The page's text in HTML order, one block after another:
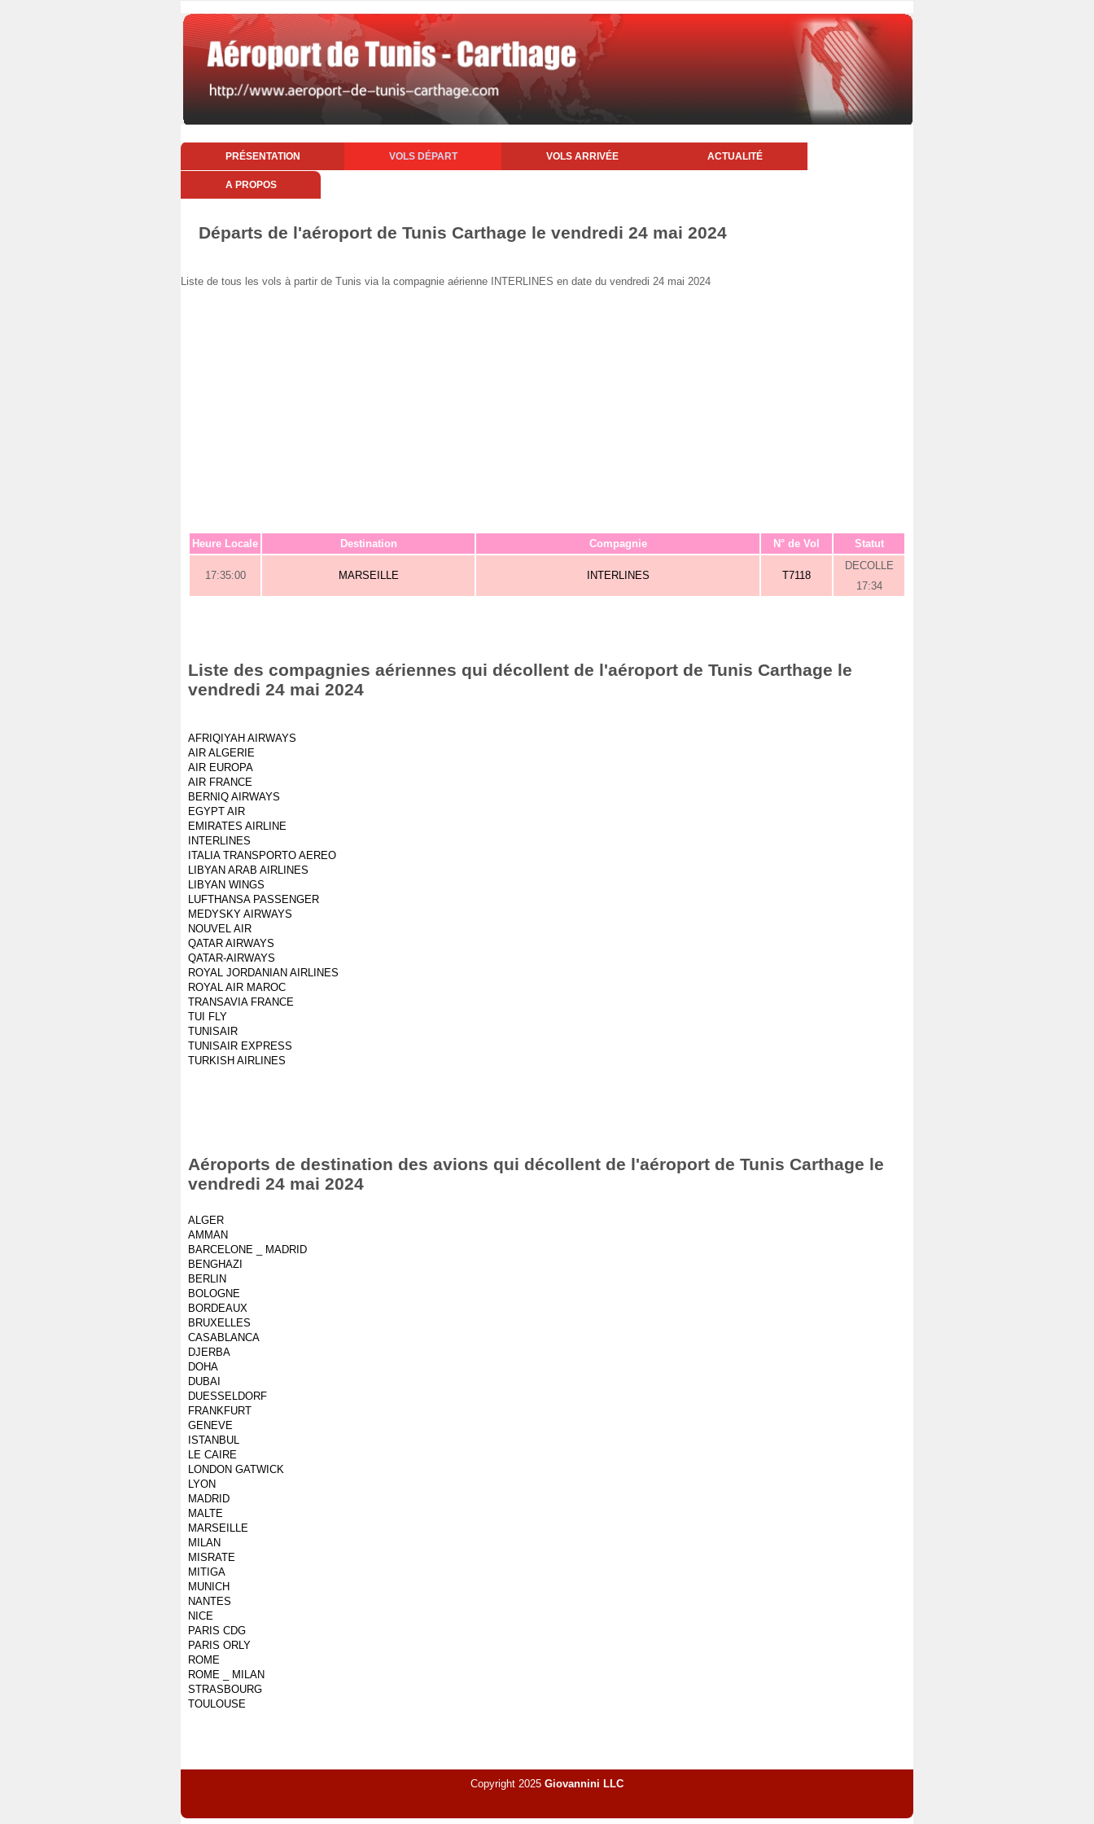
PRÉSENTATION VOLS DÉPART VOLS ARRIVÉE ACTUALITÉ
A PROPOS
Départs de l'aéroport de Tunis Carthage le vendredi 24 mai 2024
Liste de tous les vols à partir de Tunis via la compagnie aérienne INTERLINES en date du vendredi 24 mai 2024
Heure Locale Destination Compagnie N° de Vol Statut
17:35:00 MARSEILLE INTERLINES T7118
DECOLLE
17:34
Liste des compagnies aériennes qui décollent de l'aéroport de Tunis Carthage le
vendredi 24 mai 2024
AFRIQIYAH AIRWAYS
AIR ALGERIE
AIR EUROPA
AIR FRANCE
BERNIQ AIRWAYS
EGYPT AIR
EMIRATES AIRLINE
INTERLINES
ITALIA TRANSPORTO AEREO
LIBYAN ARAB AIRLINES
LIBYAN WINGS
LUFTHANSA PASSENGER
MEDYSKY AIRWAYS
NOUVEL AIR
QATAR AIRWAYS
QATAR-AIRWAYS
ROYAL JORDANIAN AIRLINES
ROYAL AIR MAROC
TRANSAVIA FRANCE
TUI FLY
TUNISAIR
TUNISAIR EXPRESS
TURKISH AIRLINES
Aéroports de destination des avions qui décollent de l'aéroport de Tunis Carthage le
vendredi 24 mai 2024
ALGER
AMMAN
BARCELONE _ MADRID
BENGHAZI
BERLIN
BOLOGNE
BORDEAUX
BRUXELLES
CASABLANCA
DJERBA
DOHA
DUBAI
DUESSELDORF
FRANKFURT
GENEVE
ISTANBUL
LE CAIRE
LONDON GATWICK
LYON
MADRID
MALTE
MARSEILLE
MILAN
MISRATE
MITIGA
MUNICH
NANTES
NICE
PARIS CDG
PARIS ORLY
ROME
ROME _ MILAN
STRASBOURG
TOULOUSE
Copyright 2025 Giovannini LLC